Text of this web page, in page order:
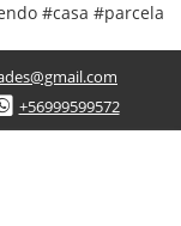
#casa #parcela
+56999599572